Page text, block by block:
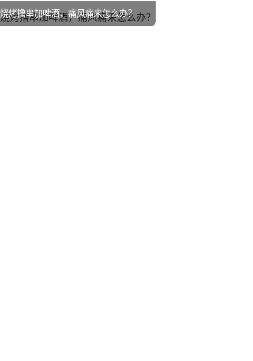
烧烤撸串加啤酒，痛风痛来怎么办？